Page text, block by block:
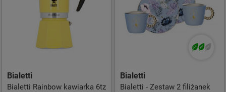
Bialetti
Bialetti Rainbow kawiarka 6tz
Bialetti
Bialetti - Zestaw 2 filiżanek